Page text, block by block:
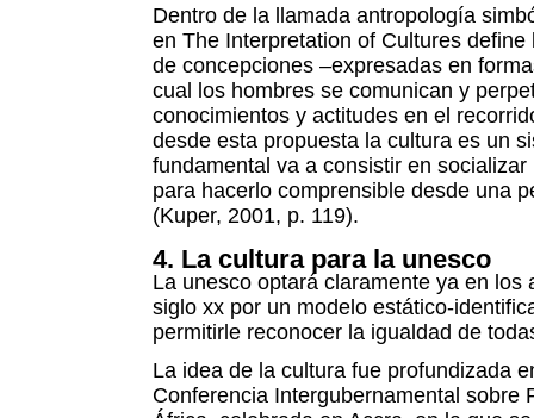
Dentro de la llamada antropología
en The Interpretation of Cultures
de concepciones –expresadas en
cual los hombres se comunican y
conocimientos y actitudes en el
desde esta propuesta la cultura es un
fundamental va a consistir en
para hacerlo comprensible desde una
(Kuper, 2001, p. 119).
4. La cultura para la unesco
La unesco optará claramente ya en los
siglo xx por un modelo estático-
permitirle reconocer la igualdad de
La idea de la cultura fue profundizada
Conferencia Intergubernamental sobre